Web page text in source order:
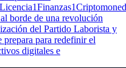
Licencia1Finanzas1
borde de una revolución
del Partido Laborista y
prepara para redefinir el
digitales e